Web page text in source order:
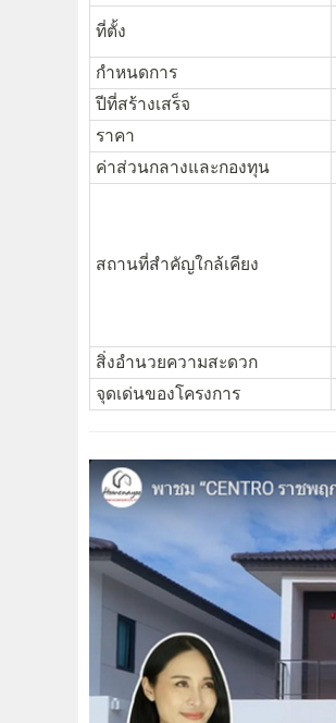
ที่ตั้ง
กำหนดการ
ปีที่สร้างเสร็จ
ราคา
ค่าส่วนกลางและกองทุน
สถานที่สำคัญใกล้เคียง
สิ่งอำนวยความสะดวก
จุดเด่นของโครงการ